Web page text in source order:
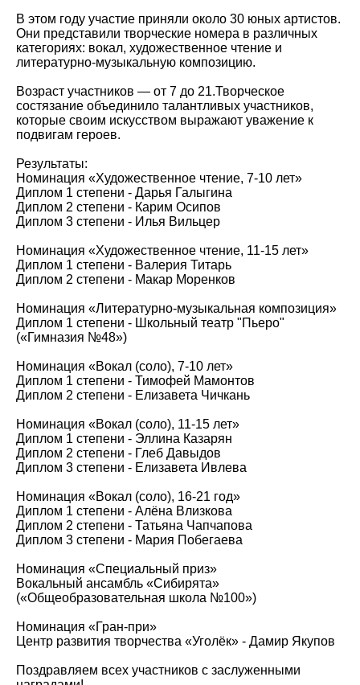
В этом году участие приняли около 30 юных артистов.
Они представили творческие номера в различных
категориях: вокал, художественное чтение и
литературно-музыкальную композицию.
Возраст участников — от 7 до 21.Творческое
состязание объединило талантливых участников,
которые своим искусством выражают уважение к
подвигам героев.
Результаты:
Номинация «Художественное чтение, 7-10 лет»
Диплом 1 степени - Дарья Галыгина
Диплом 2 степени - Карим Осипов
Диплом 3 степени - Илья Вильцер
Номинация «Художественное чтение, 11-15 лет»
Диплом 1 степени - Валерия Титарь
Диплом 2 степени - Макар Моренков
Номинация «Литературно-музыкальная композиция»
Диплом 1 степени - Школьный театр "Пьеро"
(«Гимназия №48»)
Номинация «Вокал (соло), 7-10 лет»
Диплом 1 степени - Тимофей Мамонтов
Диплом 2 степени - Елизавета Чичкань
Номинация «Вокал (соло), 11-15 лет»
Диплом 1 степени - Эллина Казарян
Диплом 2 степени - Глеб Давыдов
Диплом 3 степени - Елизавета Ивлева
Номинация «Вокал (соло), 16-21 год»
Диплом 1 степени - Алёна Влизкова
Диплом 2 степени - Татьяна Чапчапова
Диплом 3 степени - Мария Побегаева
Номинация «Специальный приз»
Вокальный ансамбль «Сибирята»
(«Общеобразовательная школа №100»)
Номинация «Гран-при»
Центр развития творчества «Уголёк» - Дамир Якупов
Поздравляем всех участников с заслуженными